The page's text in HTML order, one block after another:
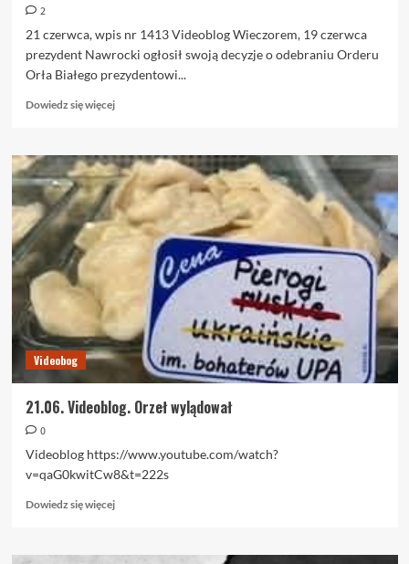
2
21 czerwca, wpis nr 1413 Videoblog Wieczorem, 19 czerwca
prezydent Nawrocki ogłosił swoją decyzje o odebraniu Orderu
Orła Białego prezydentowi...
Dowiedz się więcejDowiedz
o
21.06.
Orzeł
wylądował
Videobog
21.06. Videoblog. Orzeł wylądował
0
Videoblog https://www.youtube.com/watch?
v=qaG0kwitCw8&t=222s
Dowiedz się więcejDowiedz
o